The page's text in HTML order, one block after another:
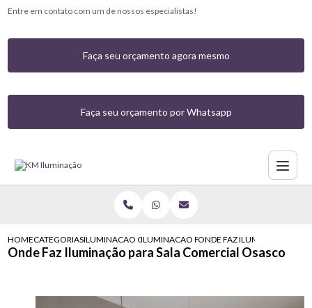
Entre em contato com um de nossos especialistas!
Faça seu orçamento agora mesmo
Faça seu orçamento por Whatsapp
HOMECATEGORIASILUMINACAO COMERCIALILUMINACAO FACHADA COMERCIAL
ONDE FAZ ILUMINACAO
Onde Faz Iluminação para Sala Comercial Osasco